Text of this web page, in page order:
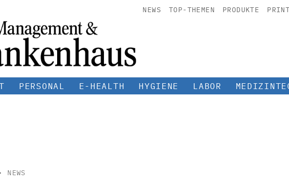
NEWS TOP-THEMEN PRODUKTE
PERSONAL E-HEALTH HYGIENE LABOR
NEWS